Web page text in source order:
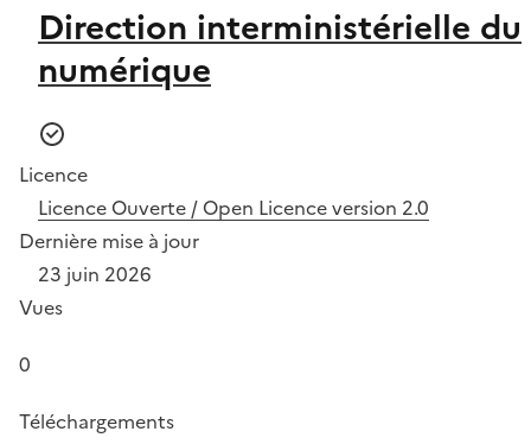
Direction interministérielle du
numérique
Licence
Licence Ouverte / Open Licence version 2.0
Dernière mise à jour
23 juin 2026
Vues
0
Téléchargements